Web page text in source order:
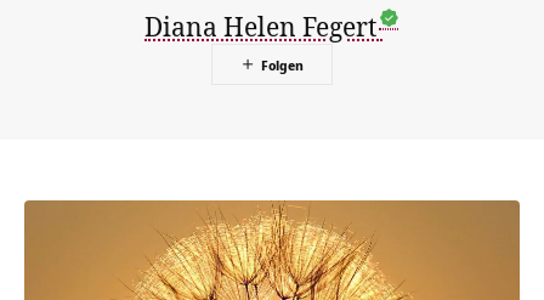
Diana Helen Fegert